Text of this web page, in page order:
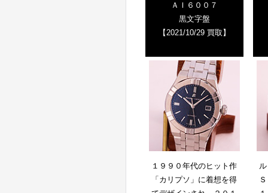
ＡＩ６００７
黒文字盤
【2021/10/29 買取】
１９９０年代のヒット作
「カリプソ」に着想を得